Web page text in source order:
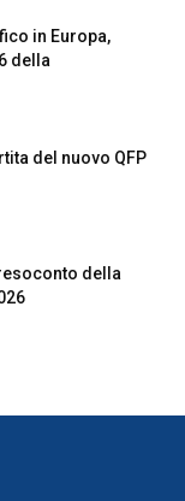
in Europa,
della
del nuovo QFP
della